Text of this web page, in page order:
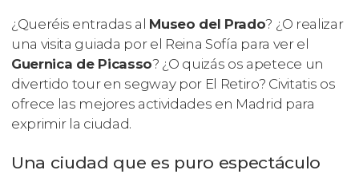
¿Queréis entradas al Museo del Prado? ¿O realizar
una visita guiada por el Reina Sofía para ver el
Guernica de Picasso? ¿O quizás os apetece un
divertido tour en segway por El Retiro? Civitatis os
ofrece las mejores actividades en Madrid para
exprimir la ciudad.
Una ciudad que es puro espectáculo